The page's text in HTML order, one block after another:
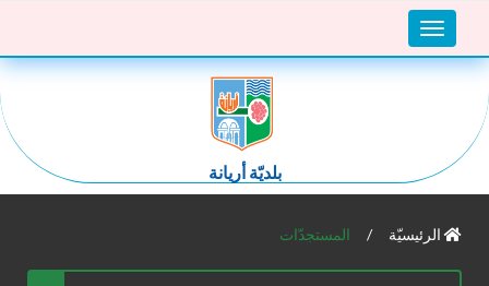
Toggle
navigation
بلديّة أريانة
الرئيسيّة المستجدّات